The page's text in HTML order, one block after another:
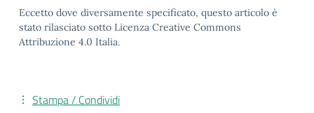
Eccetto dove diversamente specificato, questo articolo è
stato rilasciato sotto Licenza Creative Commons
Attribuzione 4.0 Italia.
Stampa / Condividi